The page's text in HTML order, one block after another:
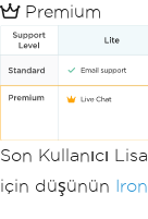
Premium
Son Kullanıcı
için düşünün